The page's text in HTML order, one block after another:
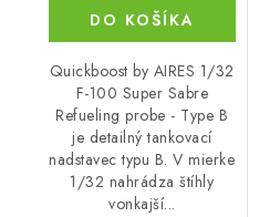
DO KOŠÍKA
Quickboost by AIRES 1/32
F-100 Super Sabre
Refueling probe - Type B
je detailný tankovací
nadstavec typu B. V mierke
1/32 nahrádza štíhly
vonkajší...